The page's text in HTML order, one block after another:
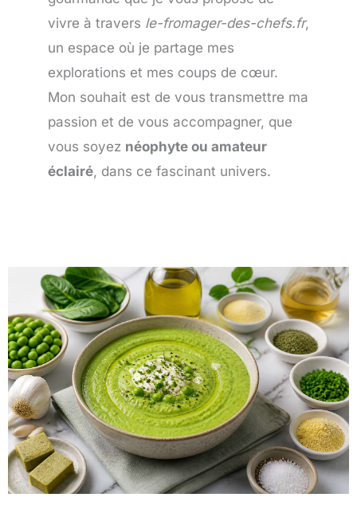
vivre à travers le-fromager-des-chefs.fr,
un espace où je partage mes
explorations et mes coups de cœur.
Mon souhait est de vous transmettre ma
passion et de vous accompagner, que
vous soyez néophyte ou amateur
éclairé, dans ce fascinant univers.